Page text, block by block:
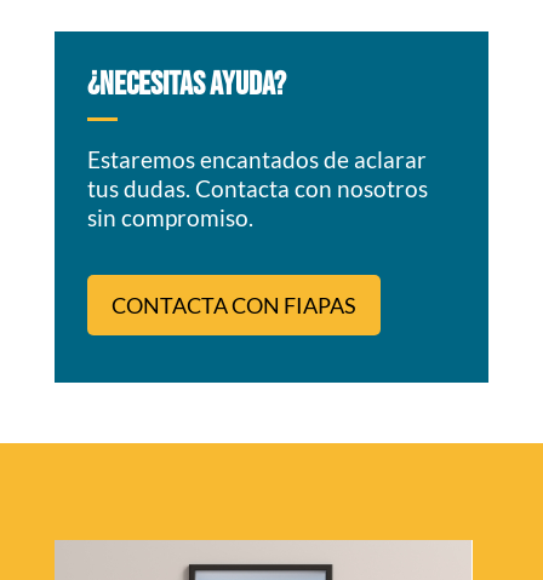
¿NECESITAS AYUDA?
Estaremos encantados de aclarar
tus dudas. Contacta con nosotros
sin compromiso.
CONTACTA CON FIAPAS